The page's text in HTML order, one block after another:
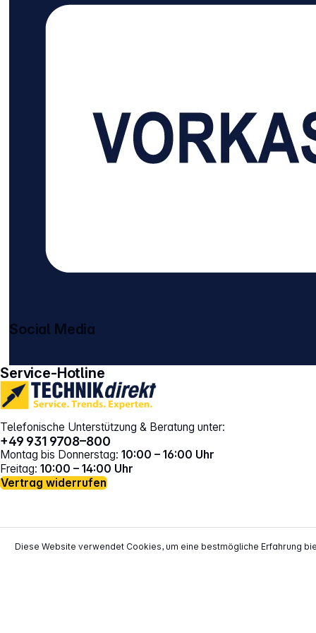
Service-Hotline
Telefonische Unterstützung & Beratung unter:
+49 931 9708–800
Montag bis Donnerstag: 10:00 – 16:00 Uhr
Freitag: 10:00 – 14:00 Uhr
Vertrag widerrufen
Social Media
Diese Website verwendet Cookies, um eine bestmögliche Erfahrung